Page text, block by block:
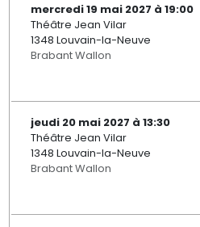
mercredi 19 mai 2027 à 19:00
Théâtre Jean Vilar
1348 Louvain-la-Neuve
Brabant Wallon
jeudi 20 mai 2027 à 13:30
Théâtre Jean Vilar
1348 Louvain-la-Neuve
Brabant Wallon